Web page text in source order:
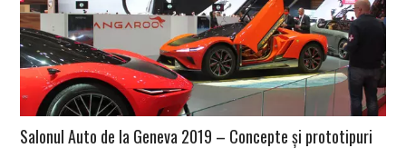
Salonul Auto de la Geneva 2019 – Concepte și prototipuri